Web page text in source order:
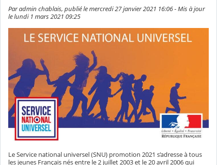
Par admin chablais, publié le mercredi 27 janvier 2021 16:06 - Mis à jour
le lundi 1 mars 2021 09:25
Le Service national universel (SNU) promotion 2021 s’adresse à tous
les jeunes Français nés entre le 2 juillet 2003 et le 20 avril 2006 qui